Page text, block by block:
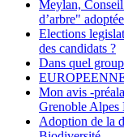
Meylan,
d’arbre" adoptée
Elections
des candidats ?
Dans quel
Mon avis -
Grenoble Alpes
Adoption de la